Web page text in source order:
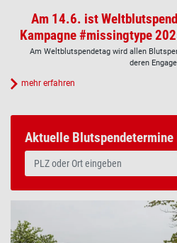
Am 14.6. ist
Kampagne #missingtype
Am Weltblutspendetag wird allen
deren
mehr erfahren
Aktuelle Blutspendetermine